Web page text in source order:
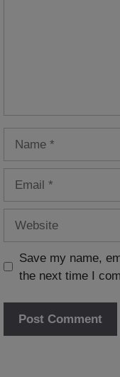
Save my name,
the next time I